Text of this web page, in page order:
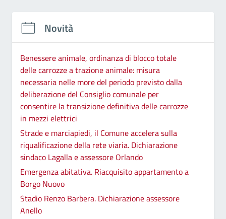
Novità
Benessere animale, ordinanza di blocco totale
delle carrozze a trazione animale: misura
necessaria nelle more del periodo previsto dalla
deliberazione del Consiglio comunale per
consentire la transizione definitiva delle carrozze
in mezzi elettrici
Strade e marciapiedi, il Comune accelera sulla
riqualificazione della rete viaria. Dichiarazione
sindaco Lagalla e assessore Orlando
Emergenza abitativa. Riacquisito appartamento a
Borgo Nuovo
Stadio Renzo Barbera. Dichiarazione assessore
Anello